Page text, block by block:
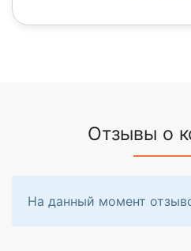
Отзывы о
На данный момент